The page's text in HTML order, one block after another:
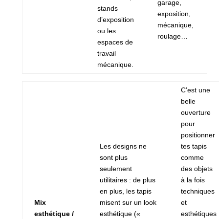
stands
d’exposition
ou les
espaces de
travail
mécanique.
garage,
exposition,
mécanique,
roulage…
Mix
esthétique /
Les designs ne
sont plus
seulement
utilitaires : de plus
en plus, les tapis
misent sur un look
esthétique («
C’est une
belle
ouverture
pour
positionner
tes tapis
comme
des objets
à la fois
techniques
et
esthétiques